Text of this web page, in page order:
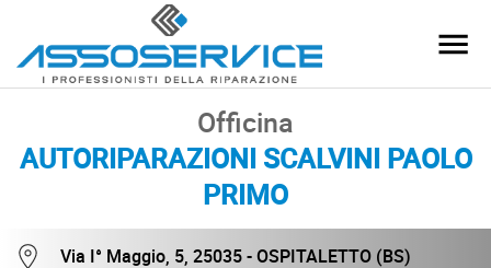
Officina
AUTORIPARAZIONI SCALVINI PAOLO
PRIMO
Via I° Maggio, 5, 25035 - OSPITALETTO (BS)